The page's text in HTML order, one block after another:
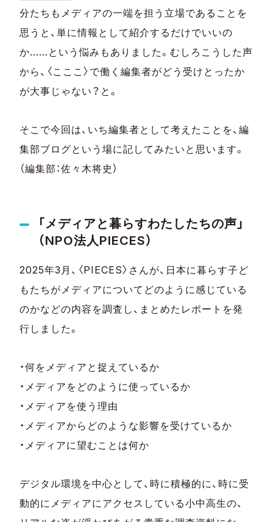
分たちもメディアの一端を担う立場であることを
思うと、単に情報として紹介するだけでいいの
か……という悩みもありました。むしろこうした声
から、〈こここ〉で働く編集者がどう受けとったか
が大事じゃない？と。
そこで今回は、いち編集者として考えたことを、編
集部ブログという場に記してみたいと思います。
（編集部：佐々木将史）
「メディアと暮らすわたしたちの声」
（NPO法人PIECES）
2025年3月、〈PIECES〉さんが、日本に暮らす子ど
もたちがメディアについてどのように感じている
のかなどの内容を調査し、まとめたレポートを発
行しました。
・何をメディアと捉えているか
・メディアをどのように使っているか
・メディアを使う理由
・メディアからどのような影響を受けているか
・メディアに望むことは何か
デジタル環境を中心として、時に積極的に、時に受
動的にメディアにアクセスしている小中高生の、